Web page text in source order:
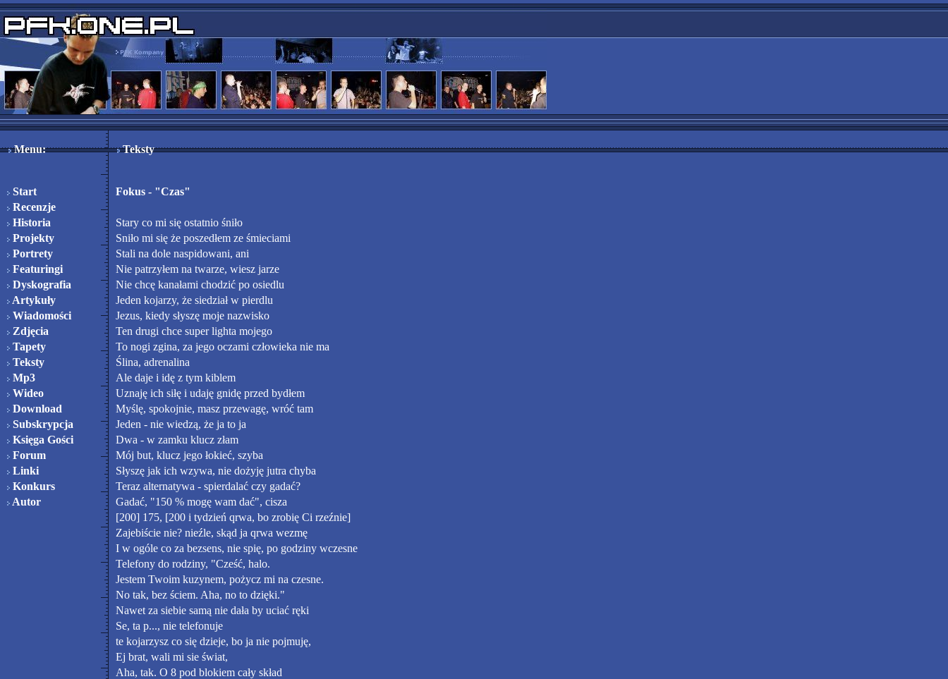
Menu: Teksty
Start
Recenzje
Historia
Projekty
Portrety
Featuringi
Dyskografia
Artykuły
Wiadomości
Zdjęcia
Tapety
Teksty
Mp3
Wideo
Download
Subskrypcja
Księga Gości
Forum
Linki
Konkurs
Autor
Fokus - "Czas"
Stary co mi się ostatnio śniło
Sniło mi się że poszedłem ze śmieciami
Stali na dole naspidowani, ani
Nie patrzyłem na twarze, wiesz jarze
Nie chcę kanałami chodzić po osiedlu
Jeden kojarzy, że siedział w pierdlu
Jezus, kiedy słyszę moje nazwisko
Ten drugi chce super lighta mojego
To nogi zgina, za jego oczami człowieka nie ma
Ślina, adrenalina
Ale daje i idę z tym kiblem
Uznaję ich siłę i udaję gnidę przed bydłem
Myślę, spokojnie, masz przewagę, wróć tam
Jeden - nie wiedzą, że ja to ja
Dwa - w zamku klucz złam
Mój but, klucz jego łokieć, szyba
Słyszę jak ich wzywa, nie dożyję jutra chyba
Teraz alternatywa - spierdalać czy gadać?
Gadać, "150 % mogę wam dać", cisza
[200] 175, [200 i tydzień qrwa, bo zrobię Ci rzeźnie]
Zajebiście nie? nieźle, skąd ja qrwa wezmę
I w ogóle co za bezsens, nie spię, po godziny wczesne
Telefony do rodziny, "Cześć, halo.
Jestem Twoim kuzynem, pożycz mi na czesne.
No tak, bez ściem. Aha, no to dzięki."
Nawet za siebie samą nie dała by uciać ręki
Se, ta p..., nie telefonuje
te kojarzysz co się dzieje, bo ja nie pojmuję,
Ej brat, wali mi sie świat,
Aha, tak. O 8 pod blokiem cały skład